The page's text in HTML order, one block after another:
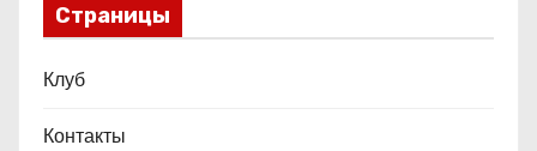
Страницы
Клуб
Контакты